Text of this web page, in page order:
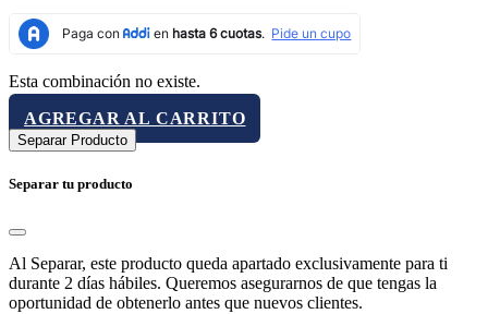
Esta combinación no existe.
AGREGAR AL CARRITO
Separar Producto
Separar tu producto
Al Separar, este producto queda apartado exclusivamente para ti
durante 2 días hábiles. Queremos asegurarnos de que tengas la
oportunidad de obtenerlo antes que nuevos clientes.